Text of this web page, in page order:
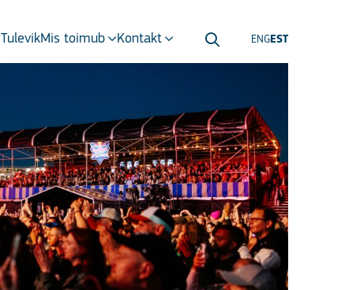
TulevikMis toimub Kontakt ENG EST